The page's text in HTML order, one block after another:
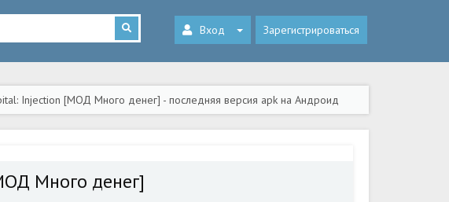
Вход Зарегистрироваться
Injection [МОД Много денег] - последняя версия apk на Андроид
Много денег]